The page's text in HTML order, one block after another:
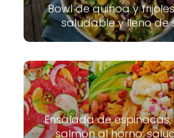
Bowl de quinoa y
saludable y lleno de
Ensalada de
salmón al horno: